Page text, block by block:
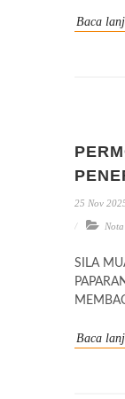
Baca
25 Nov
SILA
Baca